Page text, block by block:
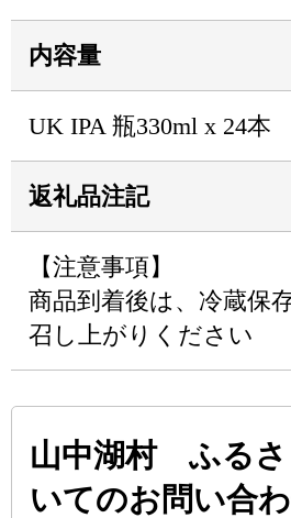
内容量
UK IPA 瓶330ml x 24本
返礼品注記
【注意事項】
商品到着後は、冷蔵保
召し上がりください
山中湖村 ふるさ
いてのお問い合